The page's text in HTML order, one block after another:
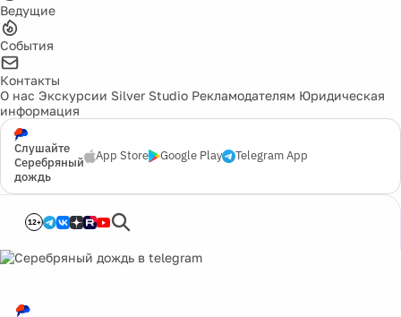
Ведущие
События
Контакты
О нас Экскурсии Silver Studio Рекламодателям Юридическая
информация
Слушайте
Серебряный
дождь
App Store Google Play Telegram App
12+